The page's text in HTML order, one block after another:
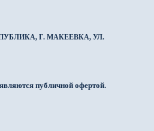
Г. МАКЕЕВКА, УЛ.
публичной офертой.